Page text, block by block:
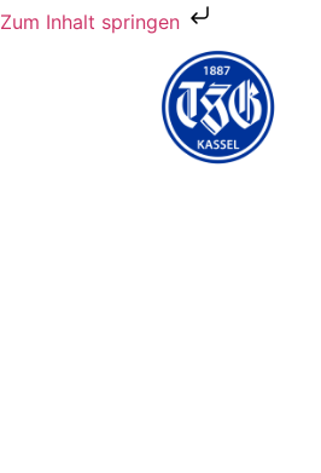
Zum Inhalt springen